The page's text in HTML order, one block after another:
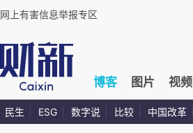
网上有害信息举报专区
博客 图片 视频
民生 ESG 数字说 比较 中国改革